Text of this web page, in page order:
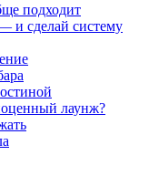
подходит
и сделай систему
лаунж?